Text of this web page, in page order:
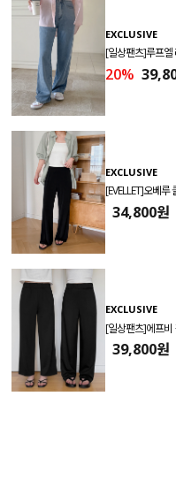
EXCLUSIVE
[일상팬츠]루프엘
20%
EXCLUSIVE
[EVELLET]오베루
34,800원
EXCLUSIVE
[일상팬츠]에프비
39,800원